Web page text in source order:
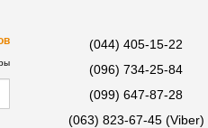
(044) 405-15-22
(096) 734-25-84
(099) 647-87-28
(063) 823-67-45 (Viber)